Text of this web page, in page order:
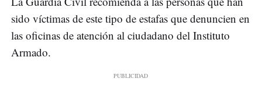
sido víctimas de este tipo de estafas que denuncien en
las oficinas de atención al ciudadano del Instituto
Armado.